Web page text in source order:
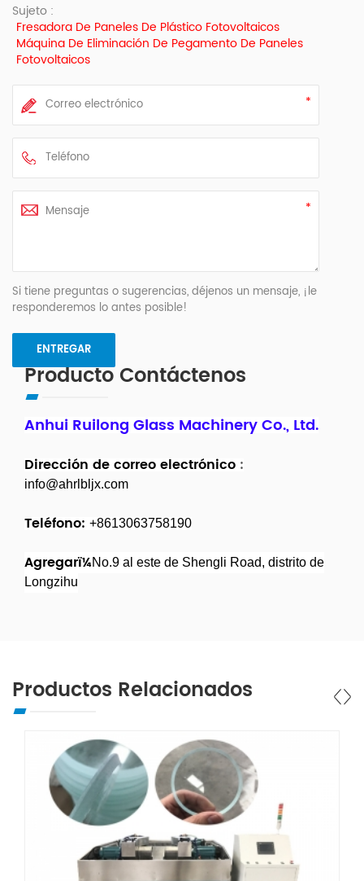
Sujeto :
Fresadora De Paneles De Plástico Fotovoltaicos
Máquina De Eliminación De Pegamento De Paneles
Fotovoltaicos
Si tiene preguntas o sugerencias, déjenos un mensaje, ¡le
responderemos lo antes posible!
Producto Contáctenos
Anhui Ruilong Glass Machinery Co., Ltd.
Dirección de correo electrónico :
info@ahrlbljx.com
Teléfono: +8613063758190
Agregarï¼No.9 al este de Shengli Road, distrito de
Longzihu
Productos Relacionados